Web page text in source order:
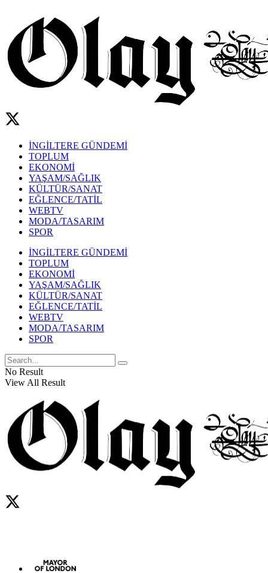
İNGİLTERE GÜNDEMİ
TOPLUM
EKONOMİ
YAŞAM/SAĞLIK
KÜLTÜR/SANAT
EĞLENCE/TATİL
WEBTV
MODA/TASARIM
SPOR
İNGİLTERE GÜNDEMİ
TOPLUM
EKONOMİ
YAŞAM/SAĞLIK
KÜLTÜR/SANAT
EĞLENCE/TATİL
WEBTV
MODA/TASARIM
SPOR
No Result
View All Result